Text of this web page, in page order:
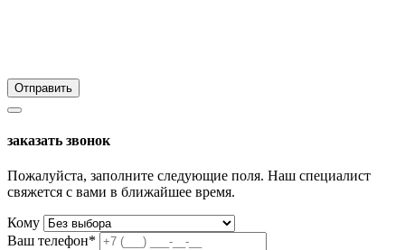
заказать звонок
Пожалуйста, заполните следующие поля. Наш специалист
свяжется с вами в ближайшее время.
Кому
Ваш телефон*